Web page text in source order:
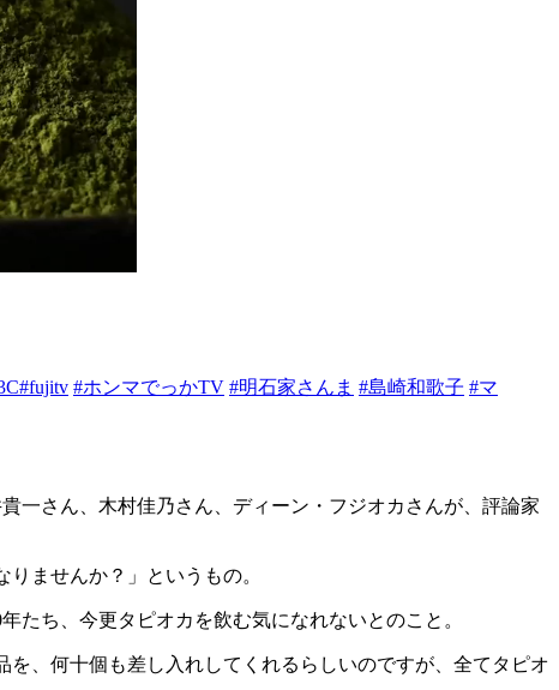
#fujitv #ホンマでっかTV #明石家さんま #島崎和歌子 #マ
一さん、木村佳乃さん、ディーン・フジオカさんが、評論家
ませんか？」というもの。
たち、今更タピオカを飲む気になれないとのこと。
、何十個も差し入れしてくれるらしいのですが、全てタピオ